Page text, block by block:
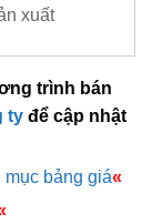
xuất
trình bán
ty để cập nhật
mục bảng giá«